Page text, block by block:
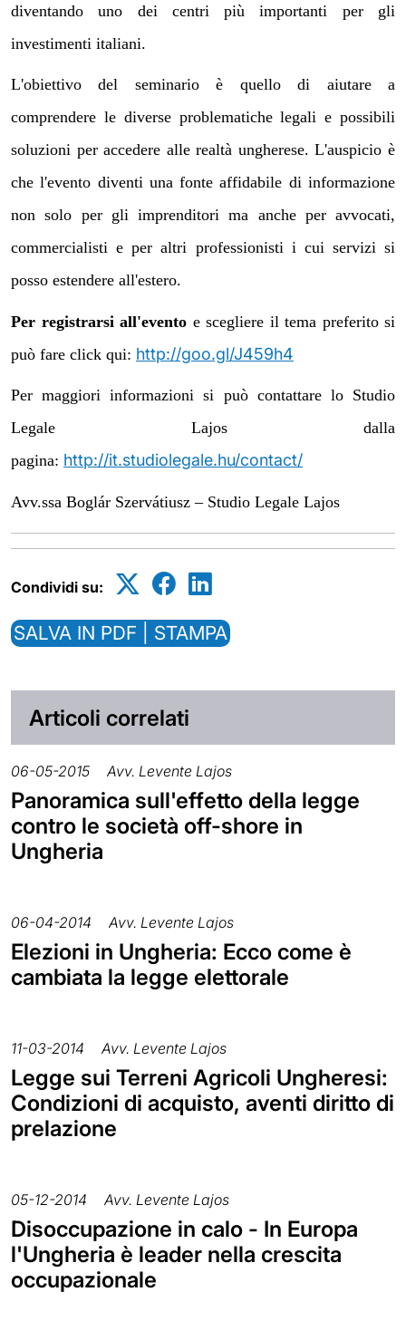
diventando uno dei centri più importanti per gli
investimenti italiani.
L'obiettivo del seminario è quello di aiutare a
comprendere le diverse problematiche legali e possibili
soluzioni per accedere alle realtà ungherese. L'auspicio è
che l'evento diventi una fonte affidabile di informazione
non solo per gli imprenditori ma anche per avvocati,
commercialisti e per altri professionisti i cui servizi si
posso estendere all'estero.
Per registrarsi all'evento e scegliere il tema preferito si
può fare click qui: http://goo.gl/J459h4
Per maggiori informazioni si può contattare lo Studio
Legale Lajos dalla
pagina: http://it.studiolegale.hu/contact/
Avv.ssa Boglár Szervátiusz – Studio Legale Lajos
Condividi su:
SALVA IN PDF | STAMPA
Articoli correlati
06-05-2015 Avv. Levente Lajos
Panoramica sull'effetto della legge
contro le società off-shore in
Ungheria
06-04-2014 Avv. Levente Lajos
Elezioni in Ungheria: Ecco come è
cambiata la legge elettorale
11-03-2014 Avv. Levente Lajos
Legge sui Terreni Agricoli Ungheresi:
Condizioni di acquisto, aventi diritto di
prelazione
05-12-2014 Avv. Levente Lajos
Disoccupazione in calo - In Europa
l'Ungheria è leader nella crescita
occupazionale